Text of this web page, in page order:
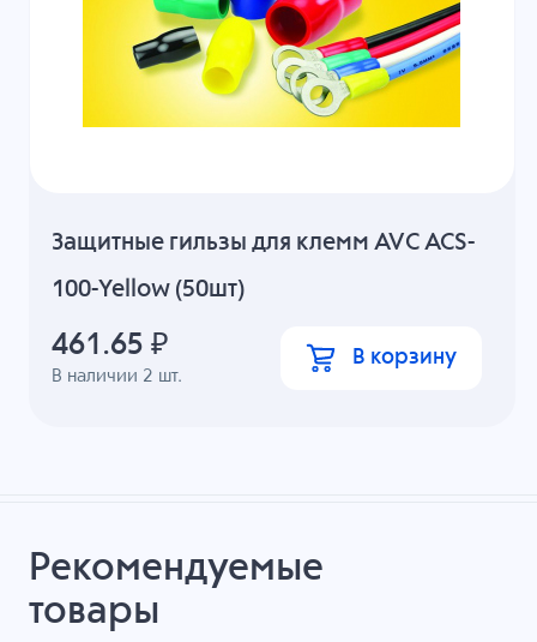
Защитные гильзы для клемм AVC ACS-
100-Yellow (50шт)
В наличии 2 шт.
461.65 ₽ В корзину
Рекомендуемые
товары